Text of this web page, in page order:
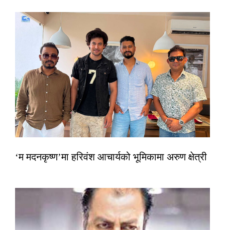
‘म मदनकृष्ण’मा हरिवंश आचार्यको भूमिकामा अरुण क्षेत्री